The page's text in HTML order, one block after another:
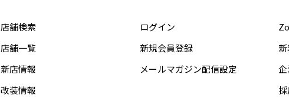
店舗検索
店舗一覧
新店情報
改装情報
ログイン
新規会員登録
メールマガジン配信設定